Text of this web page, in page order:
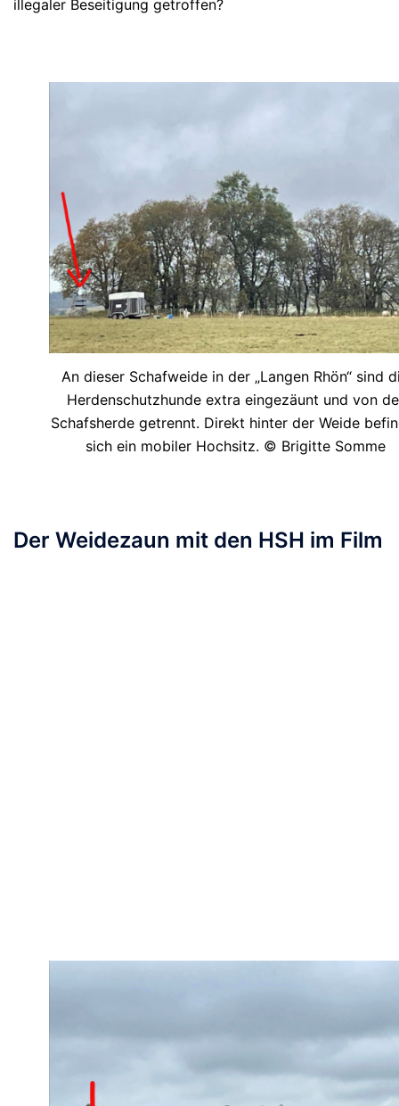
illegaler Beseitigung getroffen?
An dieser Schafweide in der „Langen Rhön“ sind
Herdenschutzhunde extra eingezäunt und von
Schafsherde getrennt. Direkt hinter der Weide
sich ein mobiler Hochsitz. © Brigitte Somme
Der Weidezaun mit den HSH im Film